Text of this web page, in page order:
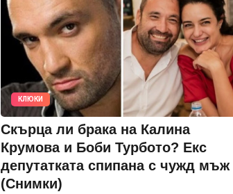
КЛЮКИ
Скърца ли брака на Калина
Крумова и Боби Турбото? Екс
депутатката спипана с чужд мъж
(Снимки)